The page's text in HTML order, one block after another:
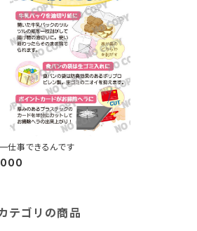
仕事できるんです
テゴリの商品